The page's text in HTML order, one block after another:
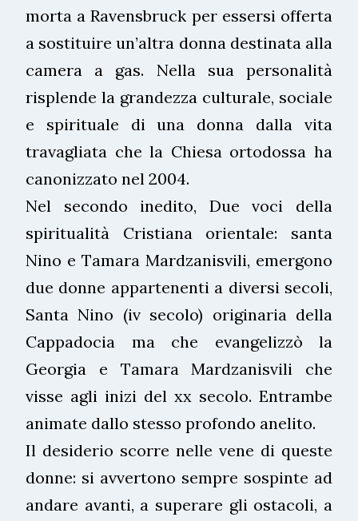
morta a Ravensbruck per essersi offerta
a sostituire un’altra donna destinata alla
camera a gas. Nella sua personalità
risplende la grandezza culturale, sociale
e spirituale di una donna dalla vita
travagliata che la Chiesa ortodossa ha
canonizzato nel 2004.
Nel secondo inedito, Due voci della
spiritualità Cristiana orientale: santa
Nino e Tamara Mardzanisvili, emergono
due donne appartenenti a diversi secoli,
Santa Nino (iv secolo) originaria della
Cappadocia ma che evangelizzò la
Georgia e Tamara Mardzanisvili che
visse agli inizi del xx secolo. Entrambe
animate dallo stesso profondo anelito.
Il desiderio scorre nelle vene di queste
donne: si avvertono sempre sospinte ad
andare avanti, a superare gli ostacoli, a